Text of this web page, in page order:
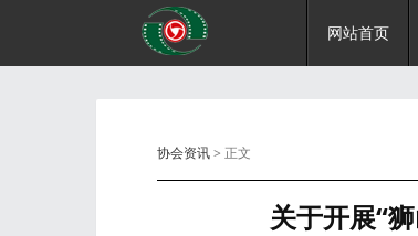
网站首页
协会资讯> 正文
关于开展“